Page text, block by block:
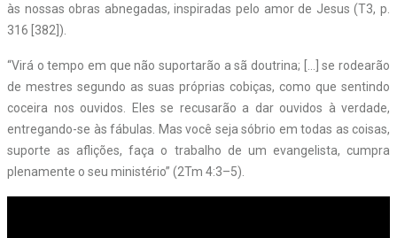
às nossas obras abnegadas, inspiradas pelo amor de Jesus (T3, p.
316 [382]).
“Virá o tempo em que não suportarão a sã doutrina; […] se rodearão
de mestres segundo as suas próprias cobiças, como que sentindo
coceira nos ouvidos. Eles se recusarão a dar ouvidos à verdade,
entregando-se às fábulas. Mas você seja sóbrio em todas as coisas,
suporte as aflições, faça o trabalho de um evangelista, cumpra
plenamente o seu ministério” (2Tm 4:3–5).